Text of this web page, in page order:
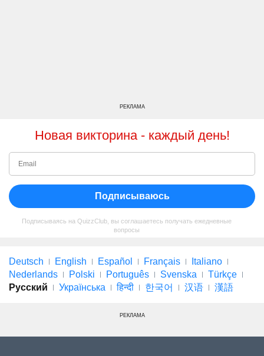
РЕКЛАМА
Новая викторина - каждый день!
Подписываюсь
Подписываясь на QuizzClub, вы соглашаетесь получать ежедневные
вопросы
Deutsch English Español Français
Italiano
Nederlands
Polski Português Svenska
Türkçe
Русский
Українська हिन्दी 한국어 汉语 漢語
РЕКЛАМА